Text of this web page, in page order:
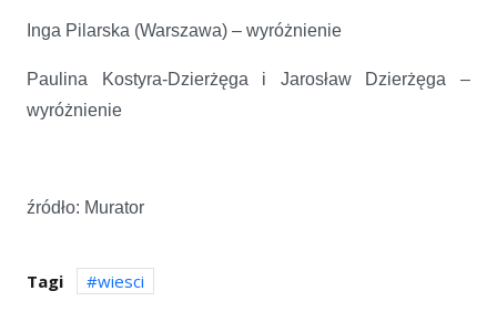
Inga Pilarska (Warszawa) – wyróżnienie
Paulina Kostyra-Dzierżęga i Jarosław Dzierżęga –
wyróżnienie
źródło: Murator
Tagi wiesci